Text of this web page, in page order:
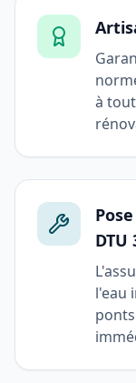
à
DTU
l'eau